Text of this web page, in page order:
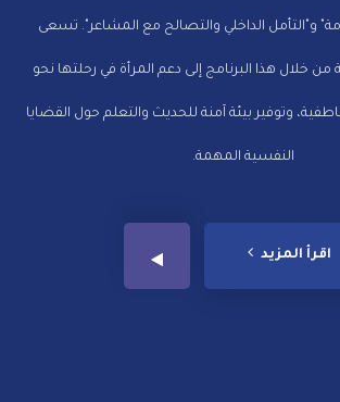
و"التأمل الداخلي والتصالح مع المشاعر". تسعى
من خلال هذا البرنامج إلى دعم المرأة في رحلتها نحو
وتوفير بيئة آمنة للحديث والتعلم حول القضايا
النفسية المهمة.
اقرأ المزيد